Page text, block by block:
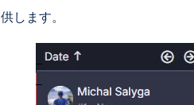
します。